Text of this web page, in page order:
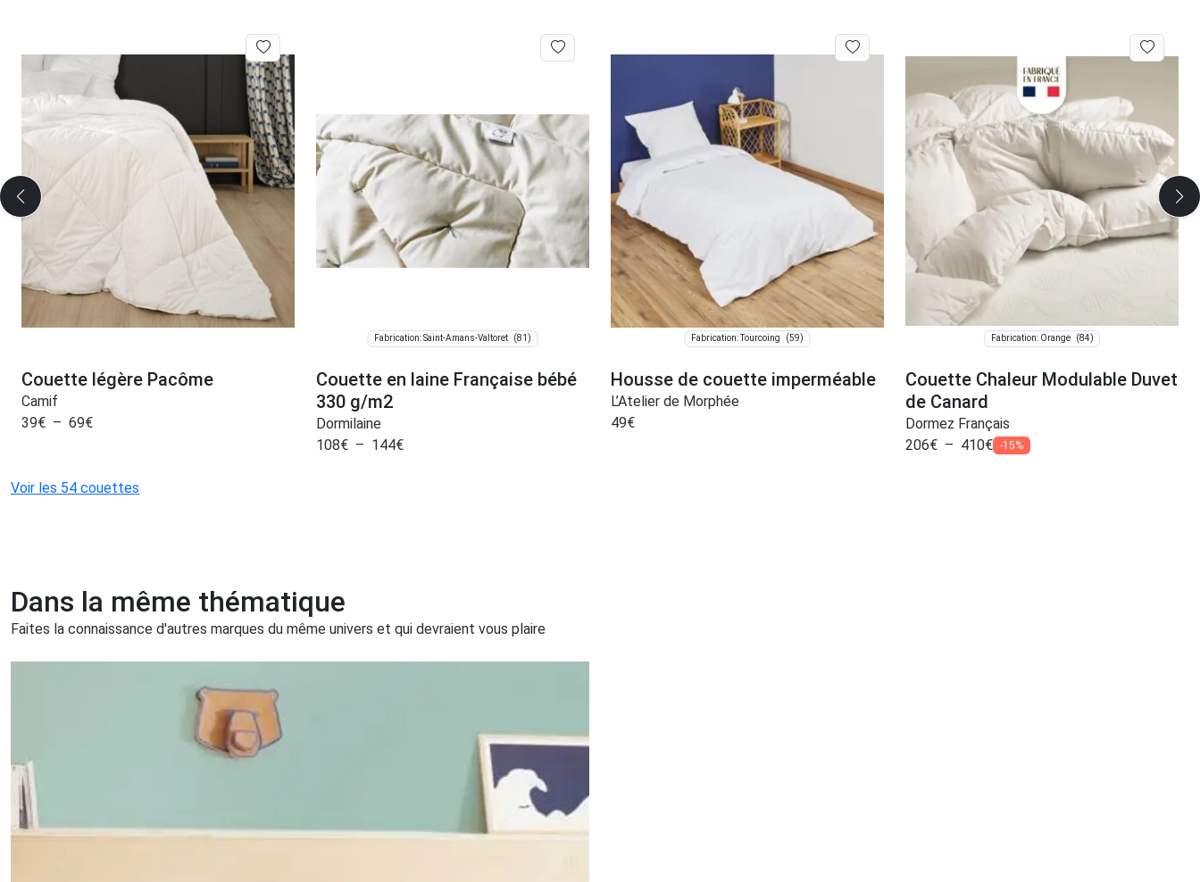
Couette légère Pacôme
Camif
39€ – 69€
Fabrication: Saint-Amans-Valtoret (81)
Couette en laine Française bébé
330 g/m2
Dormilaine
108€ – 144€
Fabrication: Tourcoing (59)
Housse de couette imperméable
L’Atelier de Morphée
49€
Fabrication: Orange (84)
Couette Chaleur Modulable Duvet
de Canard
Dormez Français
206€ – 410€ -15%
Voir les 54 couettes
Dans la même thématique
Faites la connaissance d'autres marques du même univers et qui devraient vous plaire